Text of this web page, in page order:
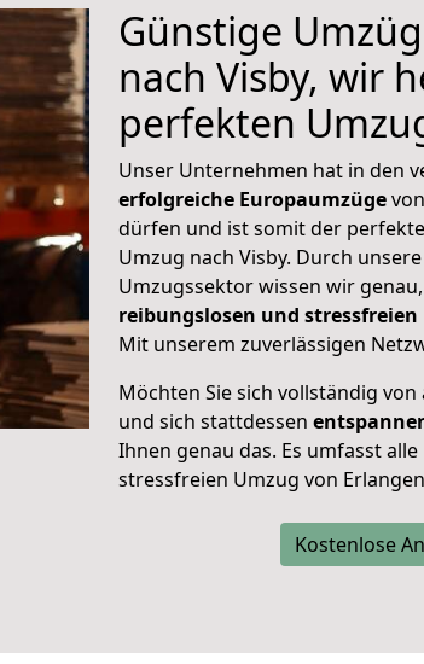
Günstige
nach Visby, wir
perfekten
Unser Unternehmen hat in den
erfolgreiche Europaumzüge
dürfen und ist somit der
Umzug nach Visby. Durch unsere
Umzugssektor wissen wir
reibungslosen und
Mit unserem zuverlässigen
Möchten Sie sich vollständig
und sich stattdessen
Ihnen genau das. Es umfasst
stressfreien Umzug von
Kostenlose